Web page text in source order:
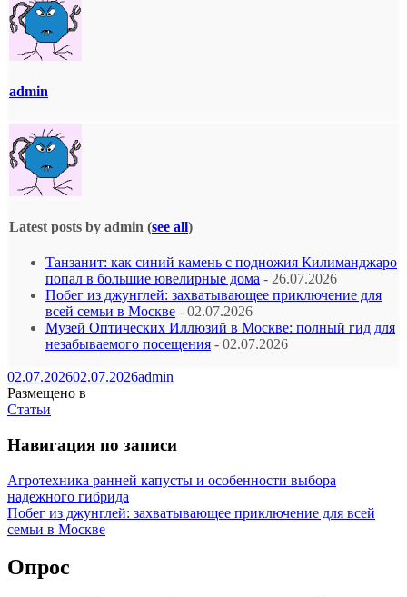
admin
Latest posts by admin (see all)
Танзанит: как синий камень с подножия Килиманджаро
попал в большие ювелирные дома - 26.07.2026
Побег из джунглей: захватывающее приключение для
всей семьи в Москве - 02.07.2026
Музей Оптических Иллюзий в Москве: полный гид для
незабываемого посещения - 02.07.2026
02.07.202602.07.2026admin
Размещено в
Статьи
Навигация по записи
Агротехника ранней капусты и особенности выбора
надежного гибрида
Побег из джунглей: захватывающее приключение для всей
семьи в Москве
Опрос